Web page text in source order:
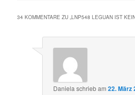
34 KOMMENTARE ZU „LNP548 LEGUAN IST
Daniela schriebam22. März